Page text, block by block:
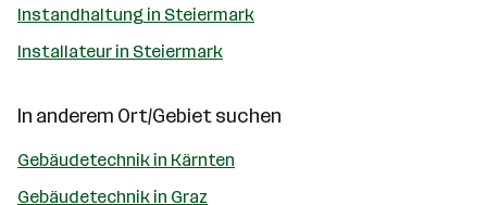
Instandhaltung in Steiermark
Installateur in Steiermark
In anderem Ort/Gebiet suchen
Gebäudetechnik in Kärnten
Gebäudetechnik in Graz